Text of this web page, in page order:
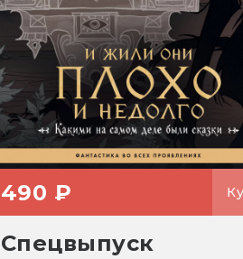
490 ₽
Спецвыпуск